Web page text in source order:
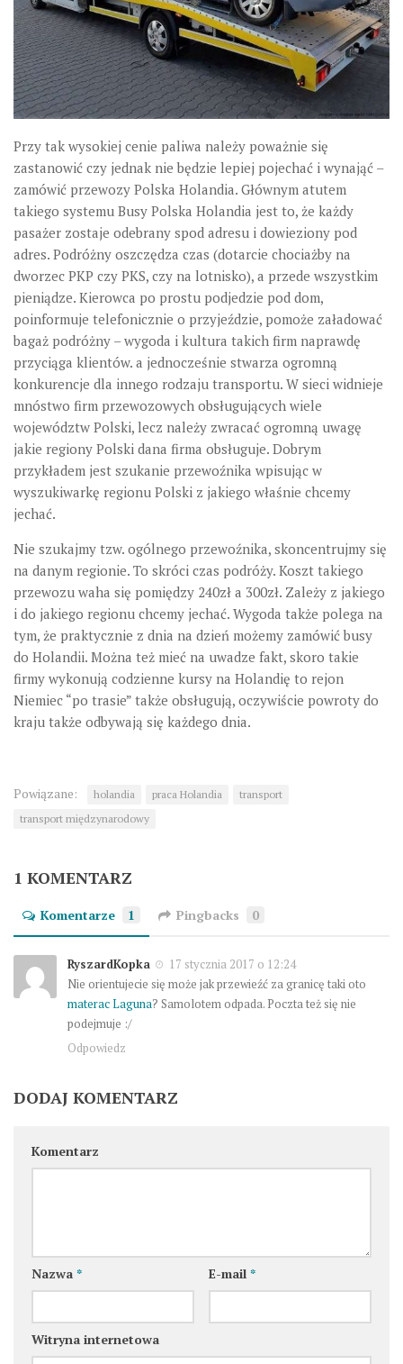
Przy tak wysokiej cenie paliwa należy poważnie się
zastanowić czy jednak nie będzie lepiej pojechać i wynająć –
zamówić przewozy Polska Holandia. Głównym atutem
takiego systemu Busy Polska Holandia jest to, że każdy
pasażer zostaje odebrany spod adresu i dowieziony pod
adres. Podróżny oszczędza czas (dotarcie chociażby na
dworzec PKP czy PKS, czy na lotnisko), a przede wszystkim
pieniądze. Kierowca po prostu podjedzie pod dom,
poinformuje telefonicznie o przyjeździe, pomoże załadować
bagaż podróżny – wygoda i kultura takich firm naprawdę
przyciąga klientów. a jednocześnie stwarza ogromną
konkurencje dla innego rodzaju transportu. W sieci widnieje
mnóstwo firm przewozowych obsługujących wiele
województw Polski, lecz należy zwracać ogromną uwagę
jakie regiony Polski dana firma obsługuje. Dobrym
przykładem jest szukanie przewoźnika wpisując w
wyszukiwarkę regionu Polski z jakiego właśnie chcemy
jechać.
Nie szukajmy tzw. ogólnego przewoźnika, skoncentrujmy się
na danym regionie. To skróci czas podróży. Koszt takiego
przewozu waha się pomiędzy 240zł a 300zł. Zależy z jakiego
i do jakiego regionu chcemy jechać. Wygoda także polega na
tym, że praktycznie z dnia na dzień możemy zamówić busy
do Holandii. Można też mieć na uwadze fakt, skoro takie
firmy wykonują codzienne kursy na Holandię to rejon
Niemiec “po trasie” także obsługują, oczywiście powroty do
kraju także odbywają się każdego dnia.
Powiązane: holandia praca Holandia
transport
transport międzynarodowy
1 KOMENTARZ
Komentarze 1 Pingbacks 0
RyszardKopka
17 stycznia 2017 o 12:24
Nie orientujecie się może jak przewieźć za granicę taki oto
materac Laguna? Samolotem odpada. Poczta też się nie
podejmuje :/
Odpowiedz
DODAJ KOMENTARZ
Komentarz
Nazwa * E-mail *
Witryna internetowa